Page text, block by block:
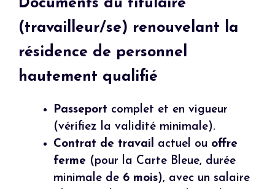
Documents du titulaire
(travailleur/se) renouvelant la
résidence de personnel
hautement qualifié
Passeport complet et en vigueur
(vérifiez la validité minimale).
Contrat de travail actuel ou offre
ferme (pour la Carte Bleue, durée
minimale de 6 mois), avec un salaire